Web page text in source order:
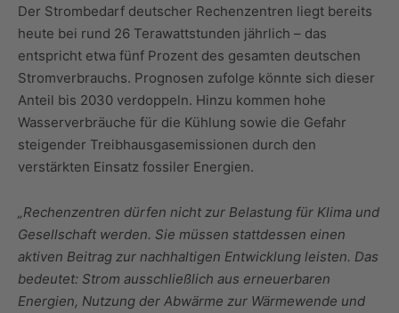
Der Strombedarf deutscher Rechenzentren liegt bereits
heute bei rund 26 Terawattstunden jährlich – das
entspricht etwa fünf Prozent des gesamten deutschen
Stromverbrauchs. Prognosen zufolge könnte sich dieser
Anteil bis 2030 verdoppeln. Hinzu kommen hohe
Wasserverbräuche für die Kühlung sowie die Gefahr
steigender Treibhausgasemissionen durch den
verstärkten Einsatz fossiler Energien.
„Rechenzentren dürfen nicht zur Belastung für Klima und
Gesellschaft werden. Sie müssen stattdessen einen
aktiven Beitrag zur nachhaltigen Entwicklung leisten. Das
bedeutet: Strom ausschließlich aus erneuerbaren
Energien, Nutzung der Abwärme zur Wärmewende und